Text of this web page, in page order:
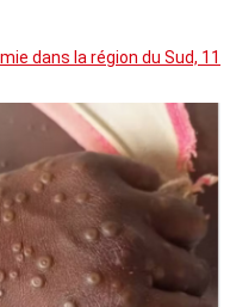
dans la région du Sud, 11